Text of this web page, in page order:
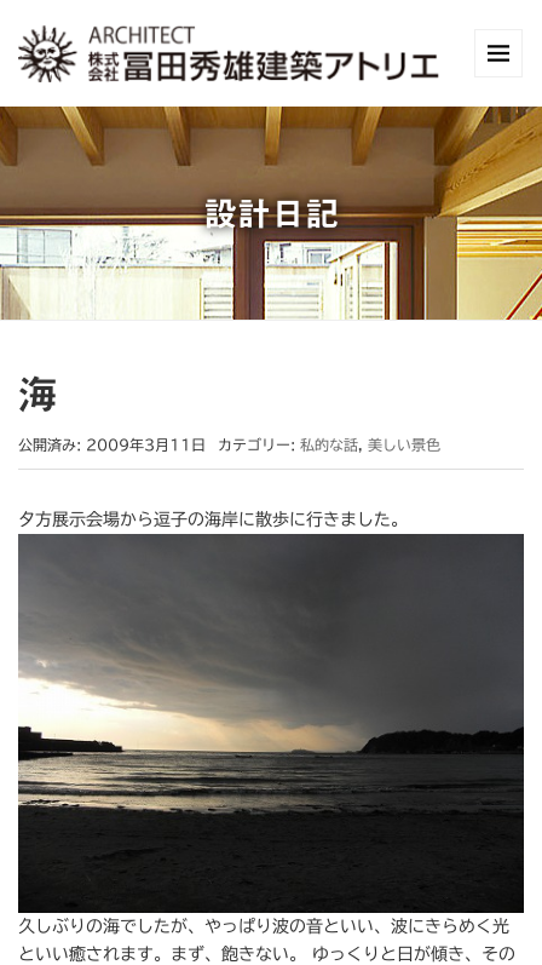
設計日記
海
公開済み: 2009年3月11日 カテゴリー: 私的な話 美しい景色
夕方展示会場から逗子の海岸に散歩に行きました。
久しぶりの海でしたが、やっぱり波の音といい、波にきらめく光
といい癒されます。まず、飽きない。 ゆっくりと日が傾き、その